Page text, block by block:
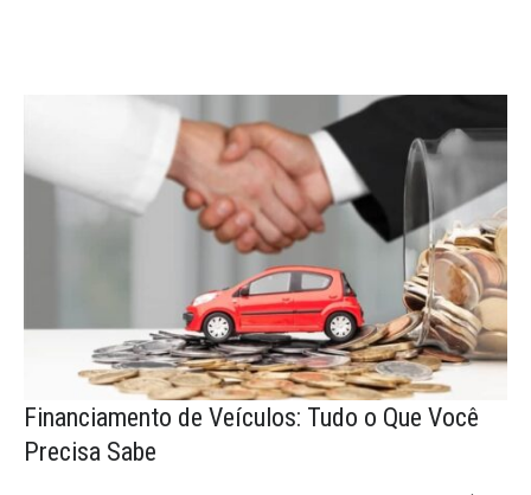
Financiamento de Veículos: Tudo o Que Você
Precisa Sabe